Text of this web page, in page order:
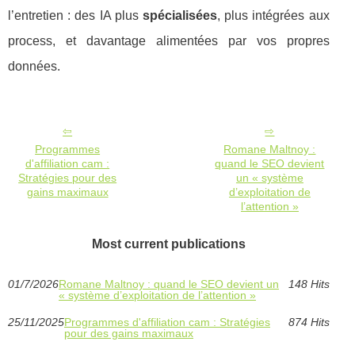
l’entretien : des IA plus spécialisées, plus intégrées aux
process, et davantage alimentées par vos propres
données.
Programmes
d'affiliation cam :
Stratégies pour des
gains maximaux
Romane Maltnoy :
quand le SEO devient
un « système
d’exploitation de
l’attention »
Most current publications
01/7/2026Romane Maltnoy : quand le SEO devient un
« système d’exploitation de l’attention »
148 Hits
25/11/2025Programmes d'affiliation cam : Stratégies
pour des gains maximaux
874 Hits